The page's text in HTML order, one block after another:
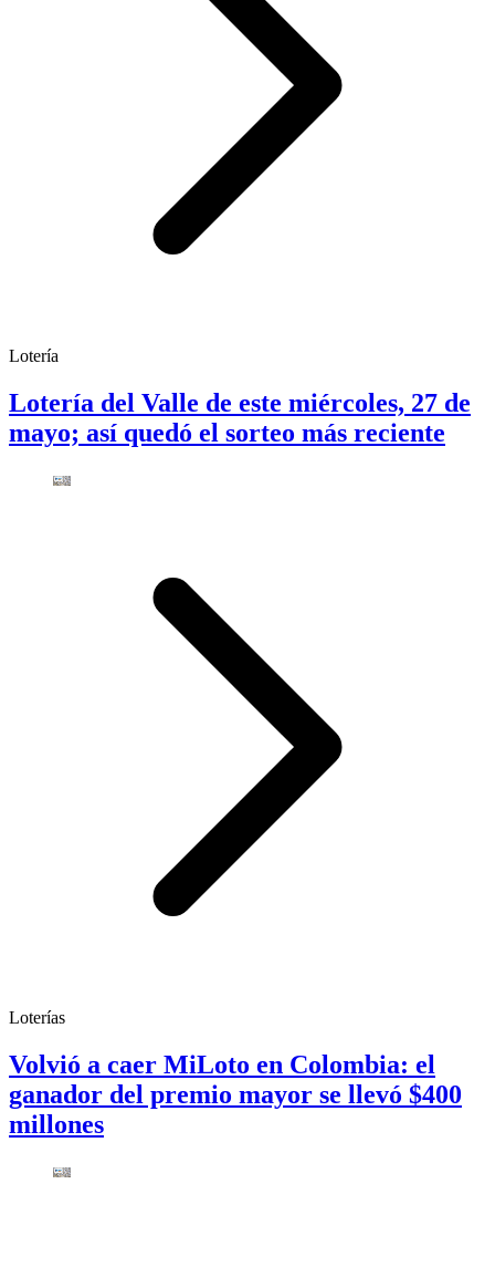
Lotería
Lotería del Valle de este miércoles, 27 de
mayo; así quedó el sorteo más reciente
Loterías
Volvió a caer MiLoto en Colombia: el
ganador del premio mayor se llevó $400
millones